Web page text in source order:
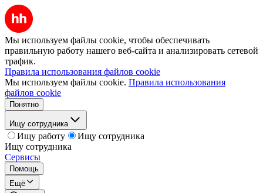
Мы используем файлы cookie, чтобы обеспечивать
правильную работу нашего веб-сайта и анализировать сетевой
трафик.
Правила использования файлов cookie
Мы используем файлы cookie. Правила использования
файлов cookie
Понятно
Ищу сотрудника
Ищу работу
Ищу сотрудника
Ищу сотрудника
Сервисы
Помощь
Ещё